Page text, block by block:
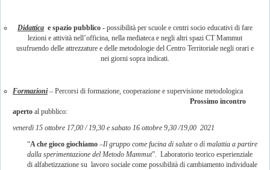
Didattica e spazio pubblico - possibilità per scuole e centri socio educativi di fare
lezioni e attività nell’officina, nella mediateca e negli altri spazi CT Mammut
usufruendo delle attrezzature e delle metodologie del Centro Territoriale negli orari e
nei giorni sopra indicati.
Formazioni– Percorsi di formazione, cooperazione e supervisione metodologica
Prossimo incontro
aperto al pubblico:
venerdì 15 ottobre 17,00 / 19,30 e sabato 16 ottobre 9,30 /19,00 2021
“A che gioco giochiamo –Il gruppo come fucina di salute o di malattia a partire
dalla sperimentazione del Metodo Mammut”. Laboratorio teorico esperienziale
di alfabetizzazione su lavoro sociale come possibilità di cambiamento individuale